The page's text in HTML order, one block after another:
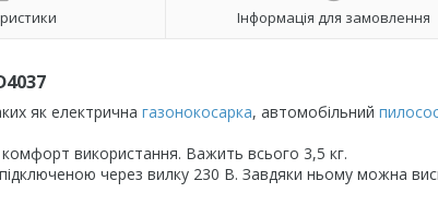
Інформація для замовлення
як електрична газонокосарка, автомобільний
комфорт використання. Важить всього 3,5 кг.
через вилку 230 В. Завдяки ньому можна